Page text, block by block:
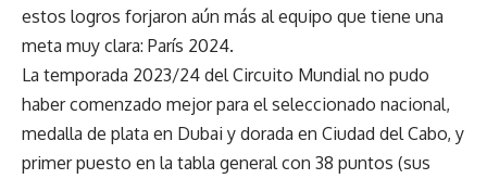
estos logros forjaron aún más al equipo que tiene una
meta muy clara: París 2024.
La temporada 2023/24 del Circuito Mundial no pudo
haber comenzado mejor para el seleccionado nacional,
medalla de plata en Dubai y dorada en Ciudad del Cabo, y
primer puesto en la tabla general con 38 puntos (sus